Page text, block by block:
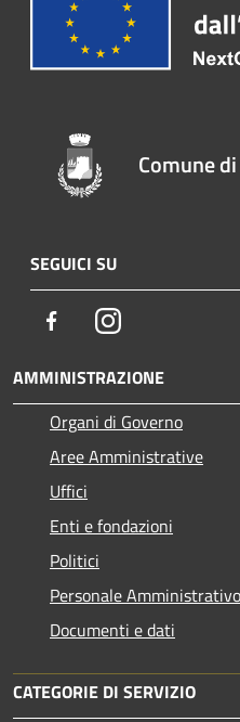
Comune
SEGUICI SU
FacebookInstagram
AMMINISTRAZIONE
Organi di Governo
Aree Amministrative
Uffici
Enti e fondazioni
Politici
Personale Amministrativo
Documenti e dati
CATEGORIE DI SERVIZIO